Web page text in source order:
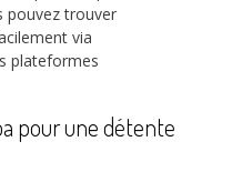
pouvez trouver
via
plateformes
pour une détente